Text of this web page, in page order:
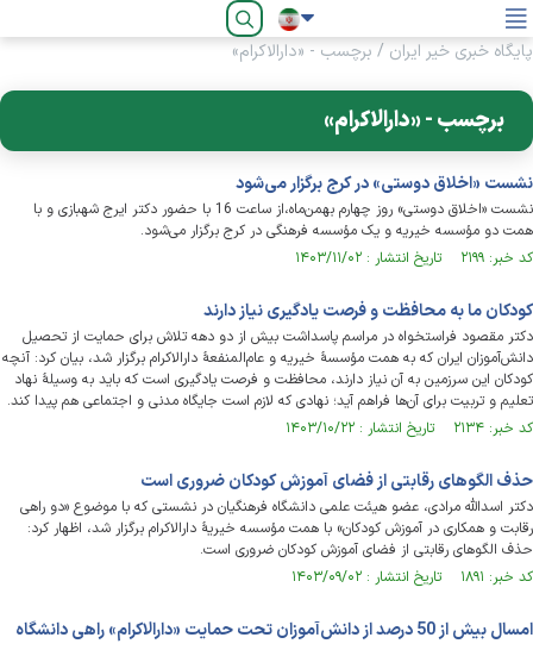
فارسی
پایگاه خبری خیر ایران / برچسب - «دارالاکرام»
برچسب - «دارالاکرام»
نشست «اخلاق دوستی» در کرج برگزار می‌شود
نشست «اخلاق دوستی» روز چهارم بهمن‌ماه،از ساعت 16 با حضور دکتر ایرج شهبازی و با
همت دو مؤسسه خیریه و یک مؤسسه فرهنگی در کرج برگزار می‌شود.
کد خبر: ۲۱۹۹ تاریخ انتشار : ۱۴۰۳/۱۱/۰۲
کودکان ما به محافظت و فرصت یادگیری نیاز دارند
دکتر مقصود فراستخواه در مراسم پاسداشت بیش از دو دهه تلاش برای حمایت از تحصیل
دانش‌آموزان ایران که به همت مؤسسۀ خیریه و عام‌المنفعۀ دارالاکرام برگزار شد، بیان کرد: آنچه
کودکان این سرزمین به آن نیاز دارند، محافظت و فرصت یادگیری است که باید به وسیلۀ نهاد
تعلیم و تربیت برای آن‌ها فراهم آید؛ نهادی که لازم است جایگاه مدنی و اجتماعی هم پیدا کند.
کد خبر: ۲۱۳۴ تاریخ انتشار : ۱۴۰۳/۱۰/۲۲
حذف الگوهای رقابتی از فضای آموزش کودکان ضروری است
دکتر اسدالله مرادی، عضو هیئت علمی دانشگاه فرهنگیان در نشستی که با موضوع «دو راهی
رقابت و همکاری در آموزش کودکان» با همت مؤسسه خیریۀ دارالاکرام برگزار شد، اظهار کرد:
حذف الگوهای رقابتی از فضای آموزش کودکان ضروری است.
کد خبر: ۱۸۹۱ تاریخ انتشار : ۱۴۰۳/۰۹/۰۲
امسال بیش از 50 درصد از دانش‌آموزان تحت حمایت «دارالاکرام» راهی دانشگاه